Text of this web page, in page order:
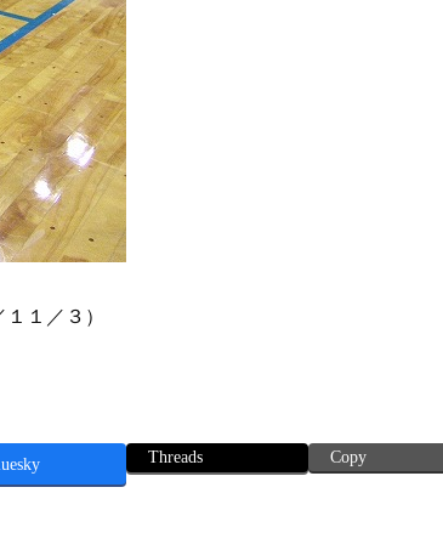
１／３）
Threads Copy